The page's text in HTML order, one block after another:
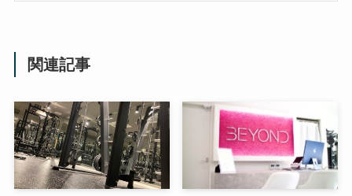
関連記事